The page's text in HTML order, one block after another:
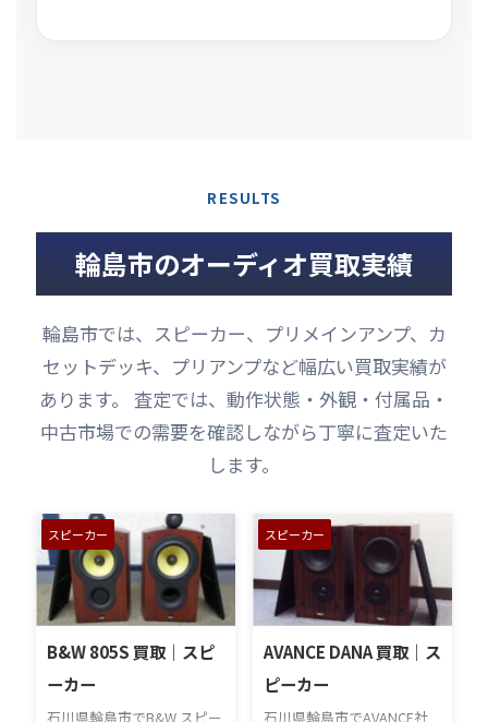
RESULTS
輪島市のオーディオ買取実績
輪島市では、スピーカー、プリメインアンプ、カ
セットデッキ、プリアンプなど幅広い買取実績が
あります。 査定では、動作状態・外観・付属品・
中古市場での需要を確認しながら丁寧に査定いた
します。
スピーカー
B&W 805S 買取｜スピ
ーカー
石川県輪島市でB&W スピー
スピーカー
AVANCE DANA 買取｜ス
ピーカー
石川県輪島市でAVANCE社